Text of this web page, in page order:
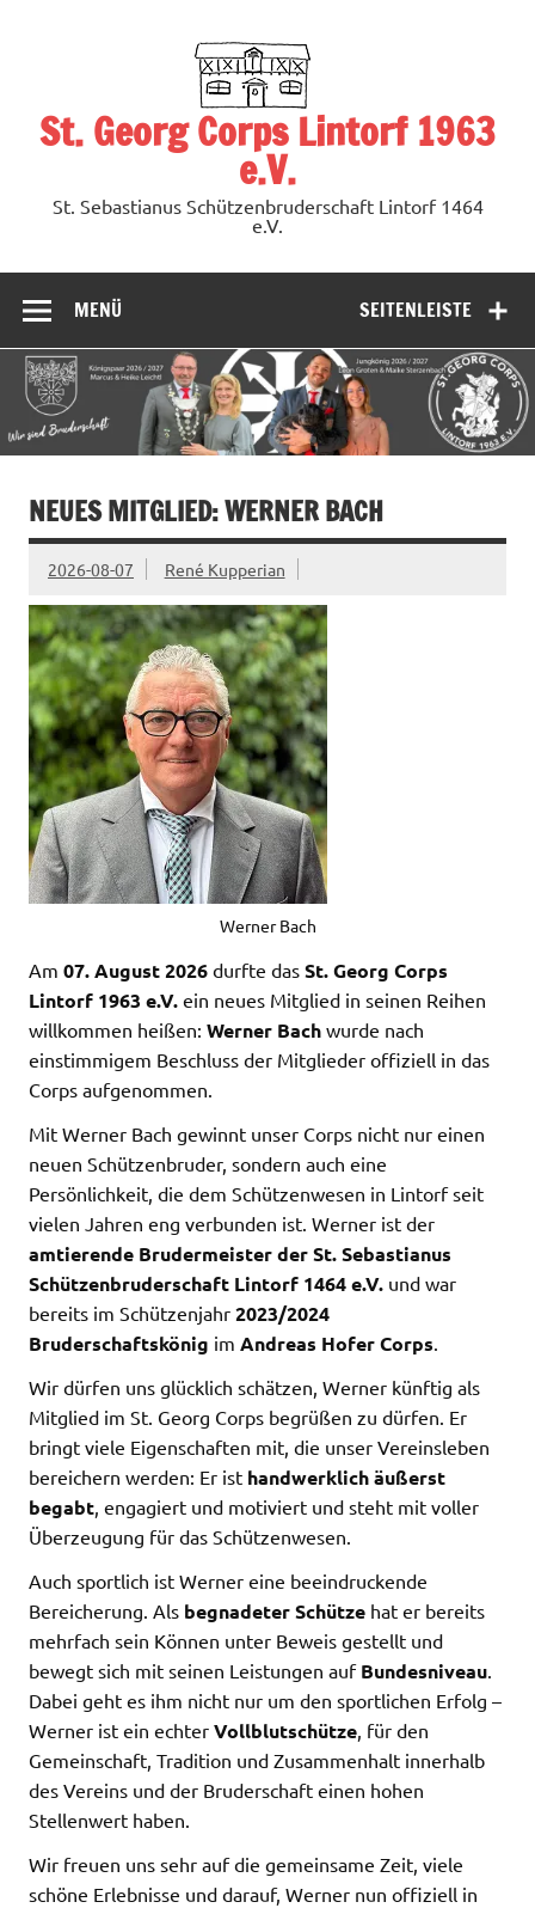
St. Georg Corps Lintorf 1963
e.V.
St. Sebastianus Schützenbruderschaft Lintorf 1464
e.V.
SEITENLEISTE
MENÜ
NEUES MITGLIED: WERNER BACH
2026-08-07 René Kupperian
Werner Bach
Am 07. August 2026 durfte das St. Georg Corps
Lintorf 1963 e.V. ein neues Mitglied in seinen Reihen
willkommen heißen: Werner Bach wurde nach
einstimmigem Beschluss der Mitglieder offiziell in das
Corps aufgenommen.
Mit Werner Bach gewinnt unser Corps nicht nur einen
neuen Schützenbruder, sondern auch eine
Persönlichkeit, die dem Schützenwesen in Lintorf seit
vielen Jahren eng verbunden ist. Werner ist der
amtierende Brudermeister der St. Sebastianus
Schützenbruderschaft Lintorf 1464 e.V. und war
bereits im Schützenjahr 2023/2024
Bruderschaftskönig im Andreas Hofer Corps.
Wir dürfen uns glücklich schätzen, Werner künftig als
Mitglied im St. Georg Corps begrüßen zu dürfen. Er
bringt viele Eigenschaften mit, die unser Vereinsleben
bereichern werden: Er ist handwerklich äußerst
begabt, engagiert und motiviert und steht mit voller
Überzeugung für das Schützenwesen.
Auch sportlich ist Werner eine beeindruckende
Bereicherung. Als begnadeter Schütze hat er bereits
mehrfach sein Können unter Beweis gestellt und
bewegt sich mit seinen Leistungen auf Bundesniveau.
Dabei geht es ihm nicht nur um den sportlichen Erfolg –
Werner ist ein echter Vollblutschütze, für den
Gemeinschaft, Tradition und Zusammenhalt innerhalb
des Vereins und der Bruderschaft einen hohen
Stellenwert haben.
Wir freuen uns sehr auf die gemeinsame Zeit, viele
schöne Erlebnisse und darauf, Werner nun offiziell in